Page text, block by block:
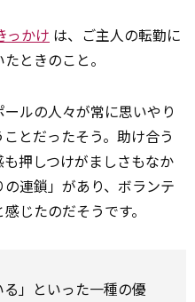
っかけ は、ご主人の転勤に
ときのこと。
ルの人々が常に思いやり
とだったそう。助け合う
押しつけがましさもなか
連鎖」があり、ボランテ
じたのだそうです。
る」といった一種の優